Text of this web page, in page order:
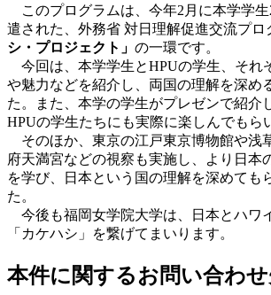
このプログラムは、今年2月に本学学生
遣された、外務省 対日理解促進交流プロ
シ・プロジェクト」 の一環です。
今回は、本学学生とHPUの学生、それ
や魅力などを紹介し、両国の理解を深め
た。また、本学の学生がプレゼンで紹介
HPUの学生たちにも実際に楽しんでもら
そのほか、東京の江戸東京博物館や浅
府天満宮などの視察も実施し、より日本
を学び、日本という国の理解を深めても
た。
今後も福岡女学院大学は、日本とハワ
「カケハシ」を繋げてまいります。
本件に関するお問い合わ